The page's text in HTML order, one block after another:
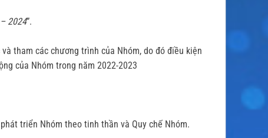
2024”.
tham các chương trình của Nhóm, do đó điều kiện
của Nhóm trong năm 2022-2023
triển Nhóm theo tinh thần và Quy chế Nhóm.